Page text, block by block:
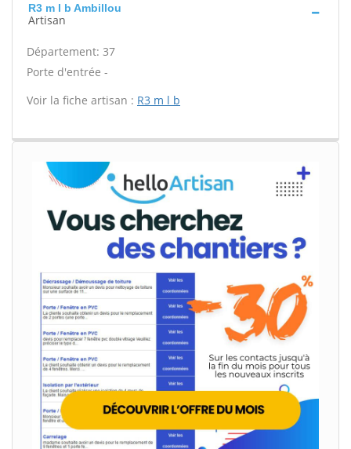
R3 m l b Ambillou
Artisan
Département: 37
Porte d'entrée -
Voir la fiche artisan : R3 m l b